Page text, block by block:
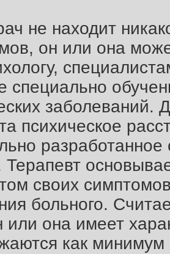
не находит
он или она
специально
заболеваний.
психическое
Терапевт
своих
больного.
или она имеет
как